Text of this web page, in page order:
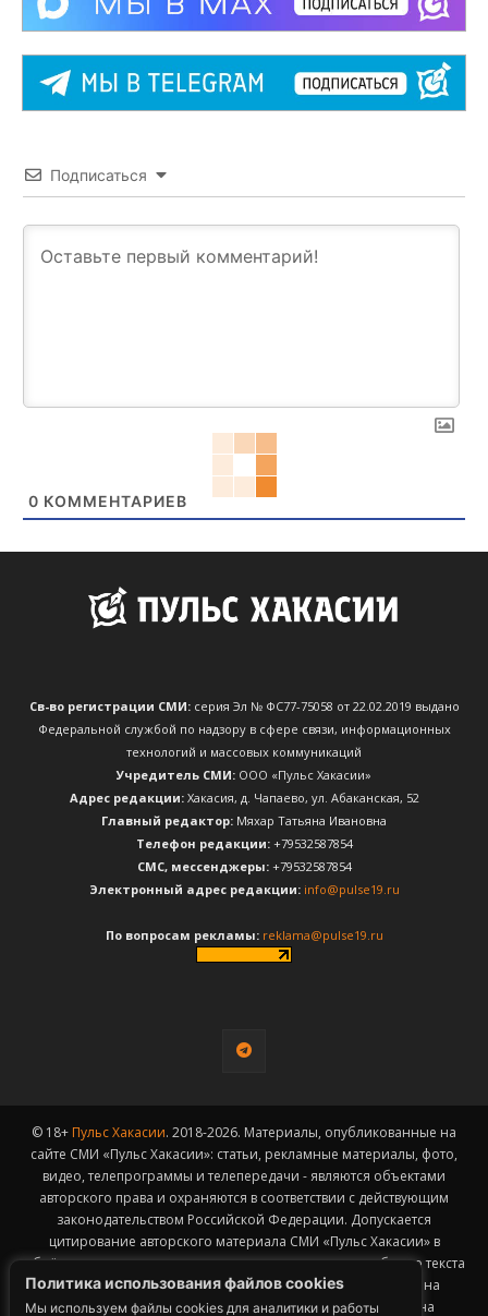
Политика использования файлов cookies
Мы используем файлы cookies для аналитики и работы
Подписаться
0 КОММЕНТАРИЕВ
Св-во регистрации СМИ:серия Эл № ФС77-75058 от 22.02.2019 выдано
Федеральной службой по надзору в сфере связи, информационных
технологий и массовых коммуникаций
Учредитель СМИ: ООО «Пульс Хакасии»
Адрес редакции:Хакасия, д. Чапаево, ул. Абаканская, 52
Главный редактор: Мяхар Татьяна Ивановна
Телефон редакции:+79532587854
CМС, мессенджеры:+79532587854
Электронный адрес редакции: info@pulse19.ru
По вопросам рекламы: reklama@pulse19.ru
© 18+ Пульс Хакасии. 2018-2026. Материалы, опубликованные на
сайте СМИ «Пульс Хакасии»: статьи, рекламные материалы, фото,
видео, телепрограммы и телепередачи - являются объектами
авторского права и охраняются в соответствии с действующим
законодательством Российской Федерации. Допускается
цитирование авторского материала СМИ «Пульс Хакасии» в
объёме, не превышающем пятидесяти процентов от общего текста
публикации с обязательным размещением гиперссылки на
страницу заимствования материала. Гиперссылка должна